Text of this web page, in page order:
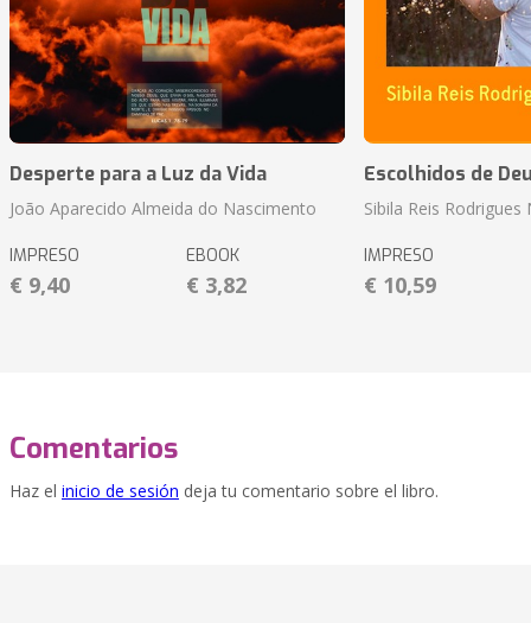
Desperte para a Luz da Vida
João Aparecido Almeida do Nascimento
IMPRESO
€ 9,40
EBOOK
€ 3,82
Escolhidos de
Sibila Reis
IMPRESO
€ 10,59
Comentarios
Haz el inicio de sesión deja tu comentario sobre el libro.